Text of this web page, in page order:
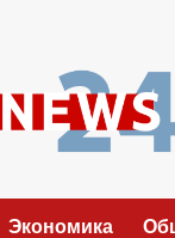
Экономика